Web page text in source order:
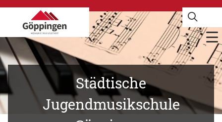
Städtische
Jugendmusikschule